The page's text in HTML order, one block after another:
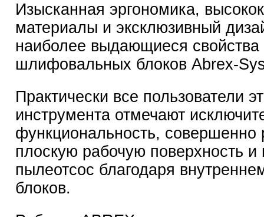
Изысканная эргономика,
материалы и эксклюзивный
наиболее выдающиеся свойства
шлифовальных блоков Abrex-
Практически все пользователи
инструмента отмечают
функциональность, совершенно
плоскую рабочую поверхность
пылеотсос благодаря
блоков.